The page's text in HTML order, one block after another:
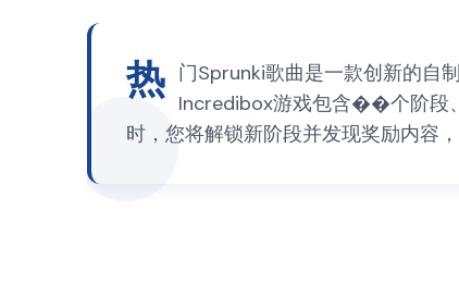
热 门Sprunki歌曲是一款创新的自
Incredibox游戏包含��个阶段
时，您将解锁新阶段并发现奖励内容